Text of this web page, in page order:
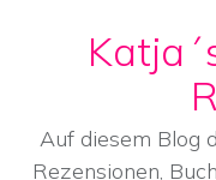
Skip to content
Auf diesem Blog
Rezensionen,